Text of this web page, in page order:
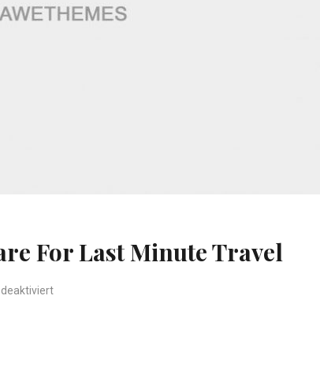
For Last Minute Travel
für Getting Cheap Airfare For Last Minute Travel